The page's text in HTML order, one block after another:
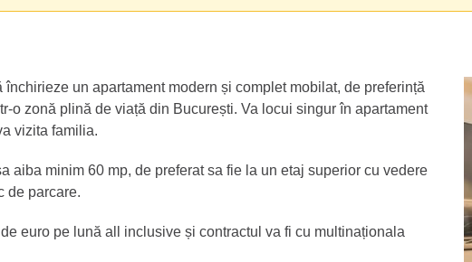
închirieze un apartament modern și complet mobilat, de preferință
o zonă plină de viață din București. Va locui singur în apartament
vizita familia.
aiba minim 60 mp, de preferat sa fie la un etaj superior cu vedere
de parcare.
euro pe lună all inclusive și contractul va fi cu multinaționala